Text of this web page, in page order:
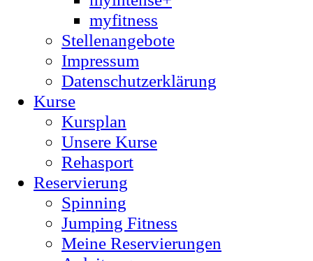
myfitness
Stellenangebote
Impressum
Datenschutzerklärung
Kurse
Kursplan
Unsere Kurse
Rehasport
Reservierung
Spinning
Jumping Fitness
Meine Reservierungen